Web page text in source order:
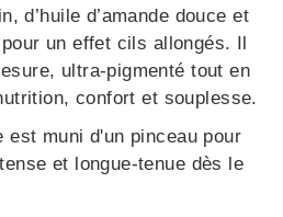
d’huile d’amande douce et
un effet cils allongés. Il
ultra-pigmenté tout en
confort et souplesse.
est muni d'un pinceau pour
et longue-tenue dès le